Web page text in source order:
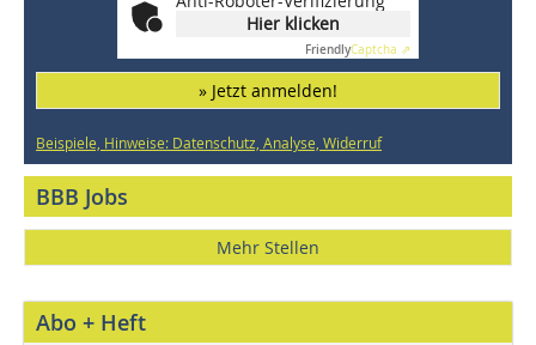
Hier klicken
FriendlyCaptcha ⇗
» Jetzt anmelden!
Beispiele, Hinweise: Datenschutz, Analyse, Widerruf
BBB Jobs
Mehr Stellen
Abo + Heft